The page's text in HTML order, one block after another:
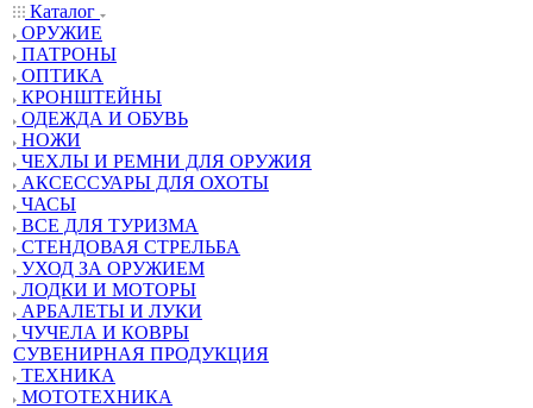
Каталог
ОРУЖИЕ
ПАТРОНЫ
ОПТИКА
КРОНШТЕЙНЫ
ОДЕЖДА И ОБУВЬ
НОЖИ
ЧЕХЛЫ И РЕМНИ ДЛЯ ОРУЖИЯ
АКСЕССУАРЫ ДЛЯ ОХОТЫ
ЧАСЫ
ВСЕ ДЛЯ ТУРИЗМА
СТЕНДОВАЯ СТРЕЛЬБА
УХОД ЗА ОРУЖИЕМ
ЛОДКИ И МОТОРЫ
АРБАЛЕТЫ И ЛУКИ
ЧУЧЕЛА И КОВРЫ
СУВЕНИРНАЯ ПРОДУКЦИЯ
ТЕХНИКА
МОТОТЕХНИКА